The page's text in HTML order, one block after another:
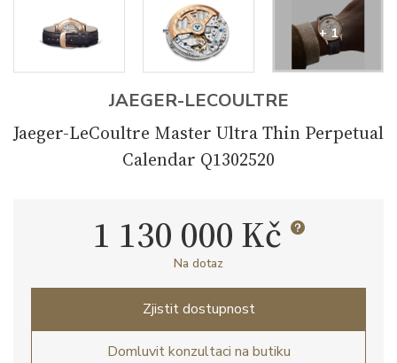
+ 1
JAEGER-LECOULTRE
Jaeger-LeCoultre Master Ultra Thin Perpetual
Calendar Q1302520
1 130 000 Kč
Na dotaz
Zjistit dostupnost
Domluvit konzultaci na butiku